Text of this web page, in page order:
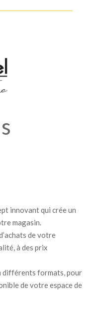
innovant qui crée un
magasin.
de votre
à des prix
différents formats, pour
de votre espace de